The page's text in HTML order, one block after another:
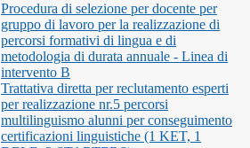
Procedura di selezione per docente per
gruppo di lavoro per la realizzazione di
percorsi formativi di lingua e di
metodologia di durata annuale - Linea di
intervento B
Trattativa diretta per reclutamento esperti
per realizzazione nr.5 percorsi
multilinguismo alunni per conseguimento
certificazioni linguistiche (1 KET, 1